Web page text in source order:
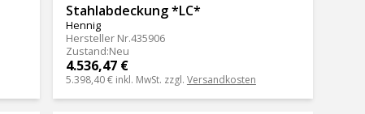
Stahlabdeckung *LC*
Hennig
Hersteller Nr.435906
Zustand:Neu
4.536,47 €
5.398,40 € inkl. MwSt. zzgl. Versandkosten